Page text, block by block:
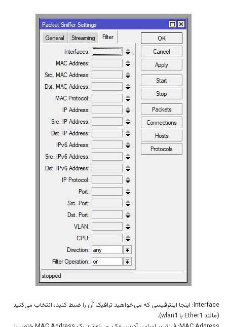
Interface: اینجا اینترفیسی که می‌خواهید ترافیک آن را ضبط کنید، انتخاب می‌کنید
(مانند Ether1 یا wlan1).